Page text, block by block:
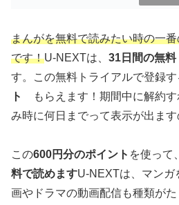
まんがを無料で読みたい時の一
です！U-NEXTは、 31日間の無料
す。この無料トライアルで登録す
ト
もらえます！期間中に解約
み時に何日までって表示が出ます
この600円分のポイント を使って
料で読めますU-NEXTは、マンガ
画やドラマの動画配信も種類が